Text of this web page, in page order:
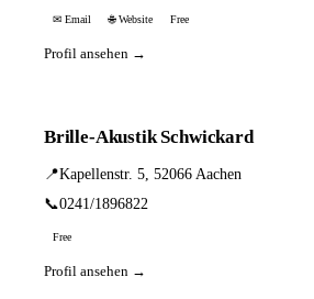
✉ Email 🌐 Website Free
Profil ansehen →
Brille-Akustik Schwickard
📍Kapellenstr. 5, 52066 Aachen
📞0241/1896822
Free
Profil ansehen →